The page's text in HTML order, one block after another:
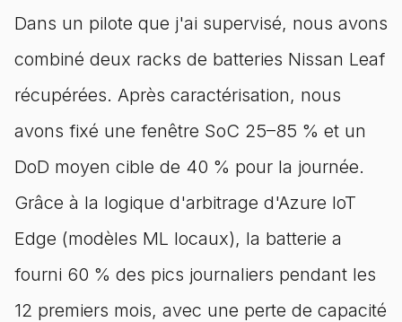
Dans un pilote que j'ai supervisé, nous avons
combiné deux racks de batteries Nissan Leaf
récupérées. Après caractérisation, nous
avons fixé une fenêtre SoC 25–85 % et un
DoD moyen cible de 40 % pour la journée.
Grâce à la logique d'arbitrage d'Azure IoT
Edge (modèles ML locaux), la batterie a
fourni 60 % des pics journaliers pendant les
12 premiers mois, avec une perte de capacité